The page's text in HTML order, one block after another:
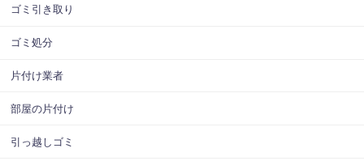
ゴミ引き取り
ゴミ処分
片付け業者
部屋の片付け
引っ越しゴミ